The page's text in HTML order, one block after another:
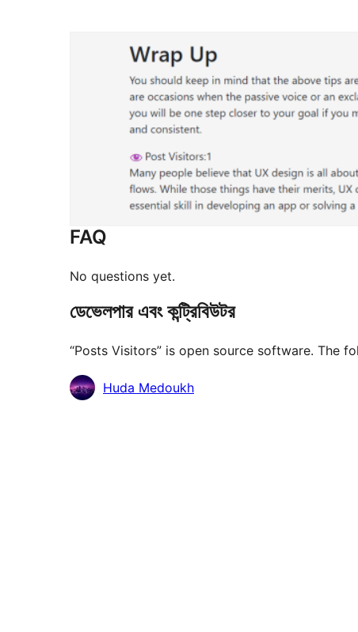
FAQ
No questions yet.
ডেভেলপার এবং কন্ট্রিবিউটর
“Posts Visitors” is open source software. The
কন্ট্রিবিউটরHuda Medoukh